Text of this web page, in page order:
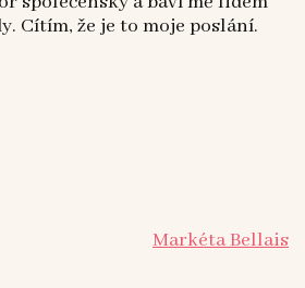
Cítím, že je to moje poslání.
Markéta Bellais